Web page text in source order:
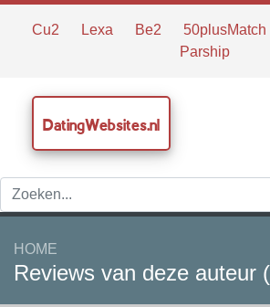
Cu2 Lexa Be2 50plusMatch
Parship
DatingWebsites.nl
HOME
Reviews van deze auteur